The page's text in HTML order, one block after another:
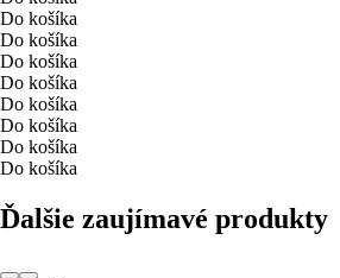
Do košíka
Do košíka
Do košíka
Do košíka
Do košíka
Do košíka
Do košíka
Do košíka
Ďalšie zaujímavé produkty